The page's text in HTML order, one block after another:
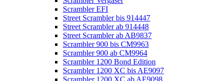
Scrambler EFI
Street Scrambler bis 914447
Street Scrambler ab 914448
Street Scrambler ab AB9837
Scrambler 900 bis CM9963
Scrambler 900 ab CM9964
Scrambler 1200 Bond Edition
Scrambler 1200 XC bis AE9097